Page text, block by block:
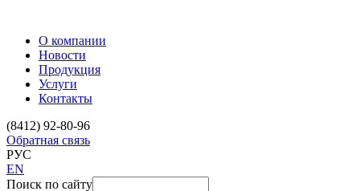
О компании
Новости
Продукция
Услуги
Контакты
(8412) 92-80-96
Обратная связь
РУС
EN
Поиск по сайту